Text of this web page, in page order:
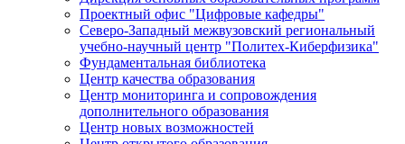
Проектный офис "Цифровые кафедры"
Северо-Западный межвузовский региональный
учебно-научный центр "Политех-Киберфизика"
Фундаментальная библиотека
Центр качества образования
Центр мониторинга и сопровождения
дополнительного образования
Центр новых возможностей